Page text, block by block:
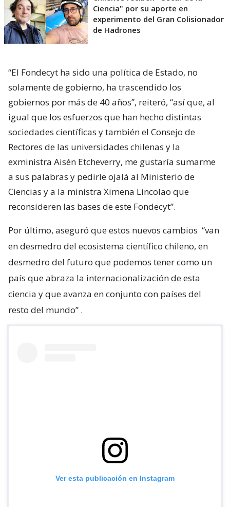
Ciencia" por su aporte en
experimento del Gran Colisionador
de Hadrones
“El Fondecyt ha sido una política de Estado, no
solamente de gobierno, ha trascendido los
gobiernos por más de 40 años”, reiteró, “así que, al
igual que los esfuerzos que han hecho distintas
sociedades científicas y también el Consejo de
Rectores de las universidades chilenas y la
exministra Aisén Etcheverry, me gustaría sumarme
a sus palabras y pedirle ojalá al Ministerio de
Ciencias y a la ministra Ximena Lincolao que
reconsideren las bases de este Fondecyt”.
Por último, aseguró que estos nuevos cambios “van
en desmedro del ecosistema científico chileno, en
desmedro del futuro que podemos tener como un
país que abraza la internacionalización de esta
ciencia y que avanza en conjunto con países del
resto del mundo” .
Ver esta publicación en Instagram